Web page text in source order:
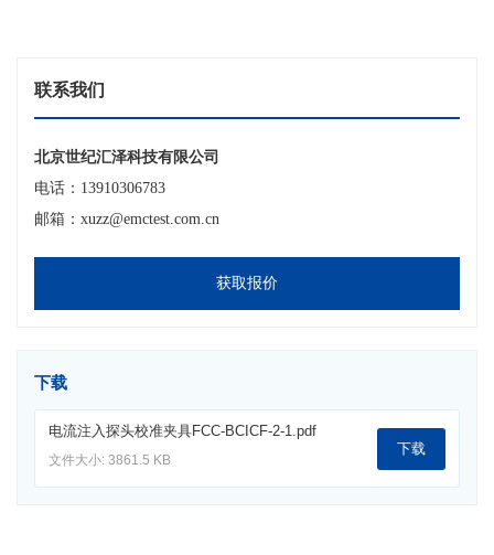
联系我们
北京世纪汇泽科技有限公司
电话：13910306783
邮箱：xuzz@emctest.com.cn
获取报价
下载
电流注入探头校准夹具FCC-BCICF-2-1.pdf
文件大小: 3861.5 KB
下载